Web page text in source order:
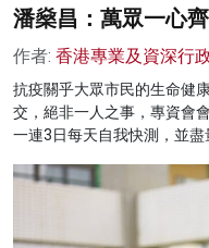
潘燊昌：萬眾一心
作者: 香港專業及資深行
抗疫關乎大眾市民的生命健
交，絕非一人之事，專資會
一連3日每天自我快測，並盡